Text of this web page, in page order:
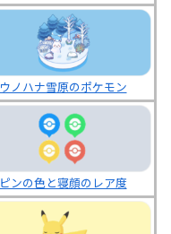
ウノハナ雪原のポケモン
ピンの色と寝顔のレア度